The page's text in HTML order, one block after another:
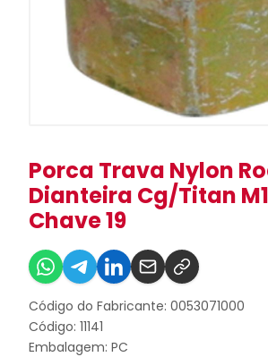
Porca Trava Nylon
Dianteira Cg/Titan
Chave 19
Código do Fabricante: 0053071000
Código: 11141
Embalagem: PC